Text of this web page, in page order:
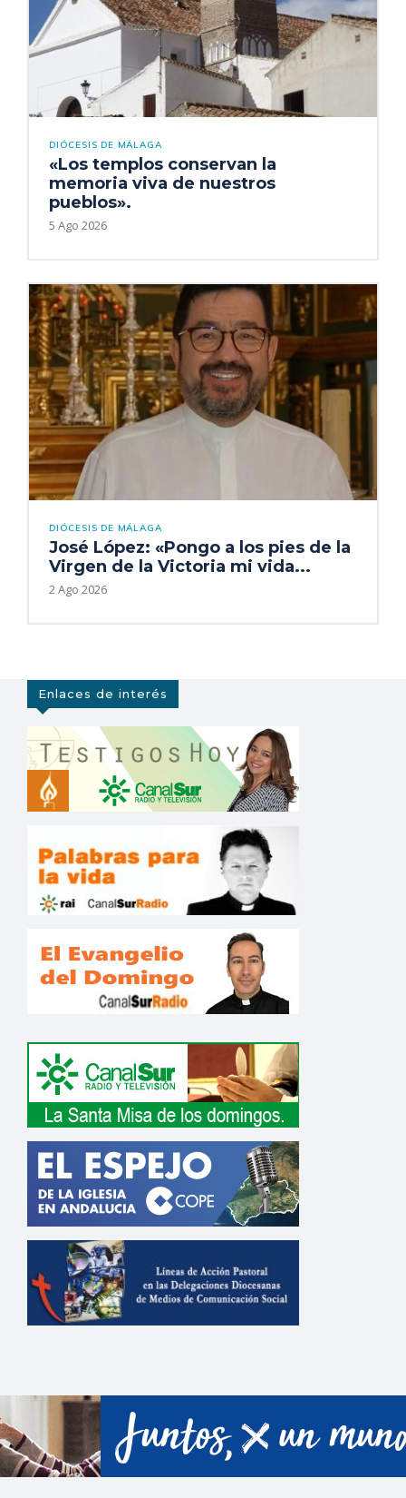
DIÓCESIS DE MÁLAGA
«Los templos conservan la
memoria viva de nuestros
pueblos».
5 Ago 2026
DIÓCESIS DE MÁLAGA
José López: «Pongo a los pies de la
Virgen de la Victoria mi vida...
2 Ago 2026
Enlaces de interés